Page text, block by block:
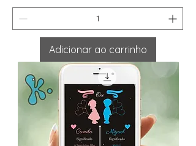
Adicionar ao carrinho